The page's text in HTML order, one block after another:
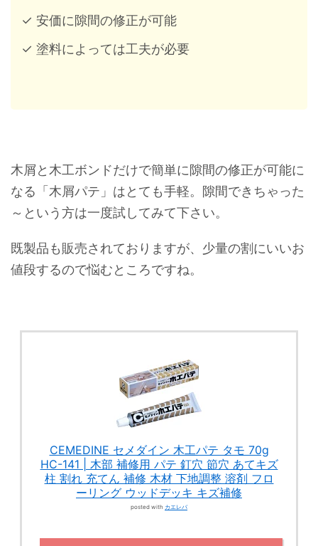
✓ 安価に隙間の修正が可能
✓ 塗料によっては工夫が必要
木屑と木工ボンドだけで簡単に隙間の修正が可能に
なる「木屑パテ」はとても手軽。隙間できちゃった
～という方は一度試してみて下さい。
既製品も販売されておりますが、少量の割にいいお
値段するので悩むところですね。
CEMEDINE セメダイン 木工パテ タモ 70g
HC-141 | 木部 補修用 パテ 釘穴 節穴 あてキズ
柱 割れ 充てん 補修 木材 下地調整 溶剤 フロ
ーリング ウッドデッキ キズ補修
posted with カエレバ